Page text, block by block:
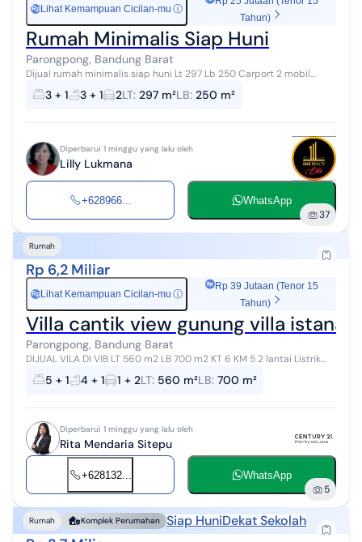
Rp Lihat Kemampuan Cicilan-mu ⓘ
Tahun)
Rumah Minimalis Siap Huni
Parongpong, Bandung Barat
Dijual rumah minimalis siap huni Lt 297 Lb 250 Carport 2 mobil
Swimming pool Kt 3+1 Km 3+1 2 lantai Op 4M minat hub Lily
0896xxxxxxxx
3 + 1 3 + 1 2LT: 297 m²LB: 250 m²
Diperbarui 1 minggu yang lalu oleh
Lilly Lukmana
+628966... WhatsApp
37
Rumah
Rp 6,2 Miliar
Rp Lihat Kemampuan Cicilan-mu ⓘ
Rp 39 Jutaan (Tenor 15
Tahun)
Villa cantik view gunung villa istana
Parongpong, Bandung Barat
DIJUAL VILA DI VIB LT 560 m2 LB 700 m2 KT 6 KM 5 2 lantai Listrik
4400 Watt Air PDAM Lantai keramik Ada kolam renang Full furnished
Sertifikat SHG...
5 + 1 4 + 1 1 + 2LT: 560 m²LB: 700 m²
Diperbarui 1 minggu yang lalu oleh
Rita Mendaria Sitepu
+628132... WhatsApp
5
Rumah Komplek Perumahan Siap HuniDekat Sekolah